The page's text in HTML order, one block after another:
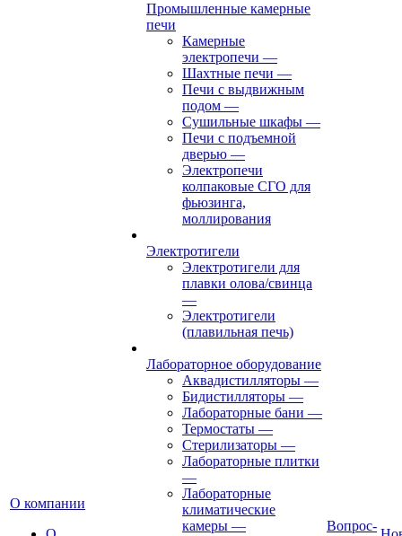
О компании
Промышленные камерные
печи
Камерные
электропечи —
Шахтные печи —
Печи с выдвижным
подом —
Сушильные шкафы —
Печи с подъемной
дверью —
Электропечи
колпаковые СГО для
фьюзинга,
моллирования
Электротигели
Электротигели для
плавки олова/свинца
—
Электротигели
(плавильная печь)
Лабораторное оборудование
Аквадистилляторы —
Бидистилляторы —
Лабораторные бани —
Термостаты —
Стерилизаторы —
Лабораторные плитки
—
Лабораторные
климатические
камеры —
Вопрос-